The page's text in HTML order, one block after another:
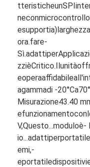
tteristicheunSPI
necon
esupportia)
ora.fare-
Sì.adattiper
zzièCritico.Ilunità
eoperaaffidabile
agammadi -20°Ca70°
Misurazione43.40
efunzionamentocon
V,Questo...moduloè-
io...adattiper
emi,-
eportatiledispositivi